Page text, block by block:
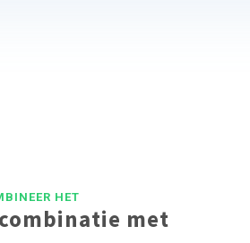
HET
met